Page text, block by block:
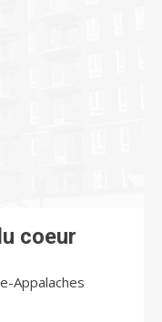
coeur
Appalaches